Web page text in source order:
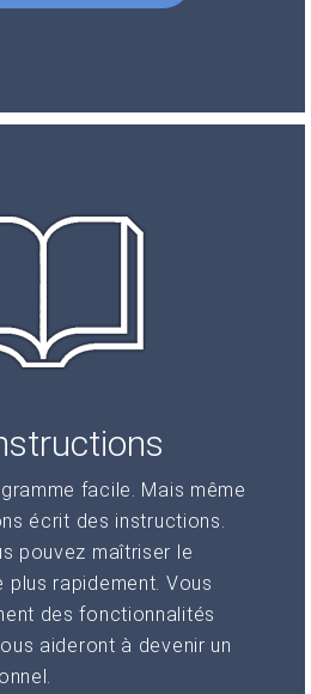
facile. Mais même
écrit des instructions.
pouvez maîtriser le
plus rapidement. Vous
des fonctionnalités
aideront à devenir un